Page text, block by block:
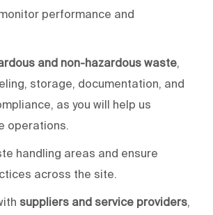
performance and
and non-hazardous waste,
storage, documentation, and
as you will help us
operations.
handling areas and ensure
across the site.
suppliers and service providers,